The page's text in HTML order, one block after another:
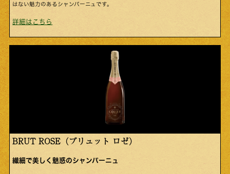
はない魅力のあるシャンパーニュです。
詳細はこちら
BRUT ROSE（ブリュット ロゼ）
繊細で美しく魅惑のシャンパーニュ